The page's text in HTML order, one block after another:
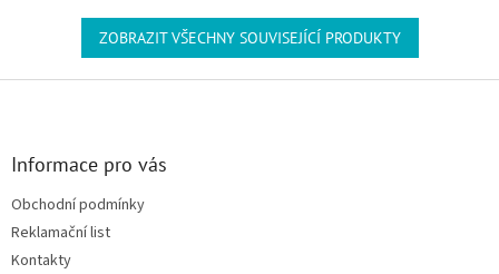
ZOBRAZIT VŠECHNY SOUVISEJÍCÍ PRODUKTY
Informace pro vás
Obchodní podmínky
Reklamační list
Kontakty